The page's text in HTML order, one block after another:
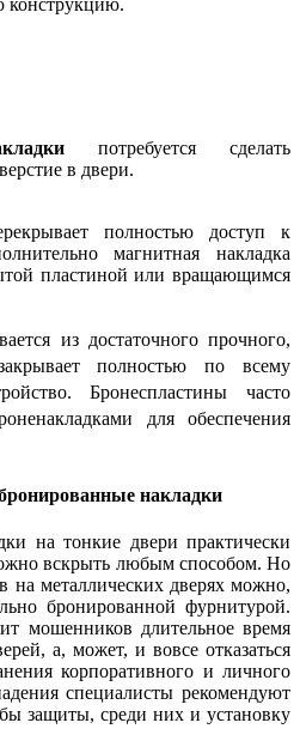
конструкцию.
потребуется сделать
в двери.
полностью доступ к
магнитная накладка
пластиной или вращающимся
из достаточного прочного,
полностью по всему
Бронеспластины часто
для обеспечения
накладки
на тонкие двери практически
вскрыть любым способом. Но
на металлических дверях можно,
бронированной фурнитурой.
мошенников длительное время
а, может, и вовсе отказаться
корпоративного и личного
специалисты рекомендуют
защиты, среди них и установку